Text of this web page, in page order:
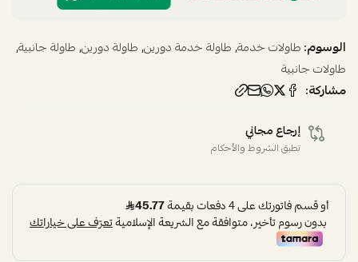
اسحب و افلت الملف هنا
الوسوم:طاولات خدمة,طاولة خدمة دورين,طاولة دورين,طاولة جانبية,
طاولات جانبية
مشاركة:
إرجاع مجاني
تطبق الشروط والأحكام